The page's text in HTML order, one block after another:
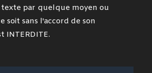
par quelque moyen ou
soit sans l'accord de son
INTERDITE.